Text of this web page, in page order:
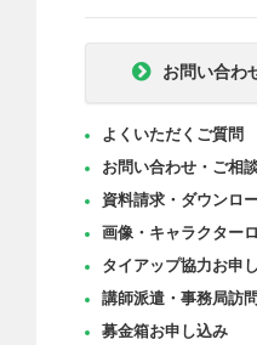
お問い合わ
よくいただくご質問
お問い合わせ・ご相
資料請求・ダウンロ
画像・キャラクター
タイアップ協力お申
講師派遣・事務局訪
募金箱お申し込み